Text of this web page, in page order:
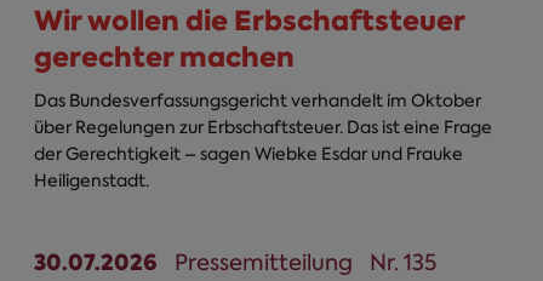
Wir wollen die Erbschaftsteuer
gerechter machen
Das Bundesverfassungsgericht verhandelt im Oktober
über Regelungen zur Erbschaftsteuer. Das ist eine Frage
der Gerechtigkeit – sagen Wiebke Esdar und Frauke
Heiligenstadt.
30.07.2026 Pressemitteilung Nr. 135